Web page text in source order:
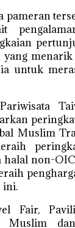
pameran
yang
untuk
Muslim
halal non-
ini.
Fair,
Muslim